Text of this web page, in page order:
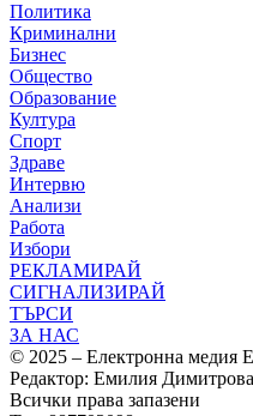
Политика
Криминални
Бизнес
Общество
Образование
Култура
Спорт
Здраве
Интервю
Анализи
Работа
Избори
РЕКЛАМИРАЙ
СИГНАЛИЗИРАЙ
ТЪРСИ
ЗА НАС
© 2025 – Електронна медия
Редактор: Емилия Димитрова
Всички права запазени